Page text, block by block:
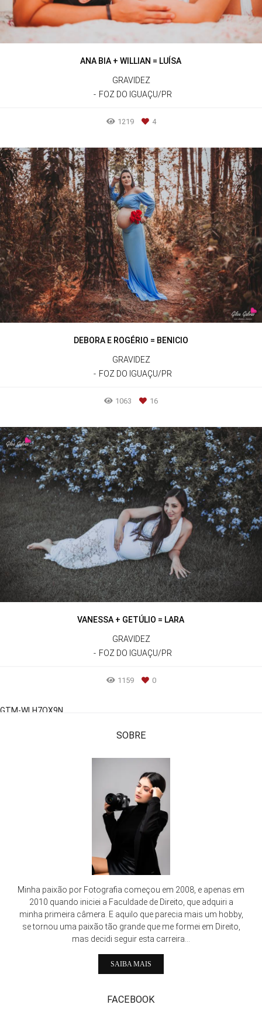
ANA BIA + WILLIAN = LUÍSA
GRAVIDEZ
FOZ DO IGUAÇU/PR
1219 4
DEBORA E ROGÉRIO = BENICIO
GRAVIDEZ
FOZ DO IGUAÇU/PR
1063 16
VANESSA + GETÚLIO = LARA
GRAVIDEZ
FOZ DO IGUAÇU/PR
1159 0
SOBRE
Minha paixão por Fotografia começou em 2008, e apenas em
2010 quando iniciei a Faculdade de Direito, que adquiri a
minha primeira câmera. E aquilo que parecia mais um hobby,
se tornou uma paixão tão grande que me formei em Direito,
mas decidi seguir esta carreira...
SAIBA MAIS
FACEBOOK
GTM-WLH7QX9N